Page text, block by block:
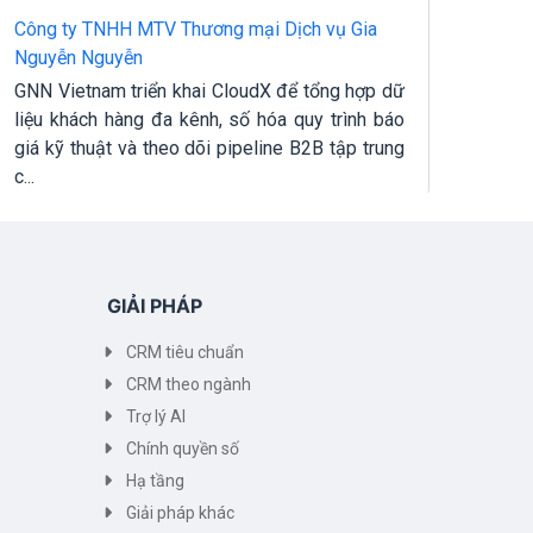
Công ty TNHH MTV Thương mại Dịch vụ Gia
Nguyễn Nguyễn
GNN Vietnam triển khai CloudX để tổng hợp dữ
liệu khách hàng đa kênh, số hóa quy trình báo
giá kỹ thuật và theo dõi pipeline B2B tập trung
c...
GIẢI PHÁP
CRM tiêu chuẩn
CRM theo ngành
Trợ lý AI
Chính quyền số
Hạ tầng
Giải pháp khác